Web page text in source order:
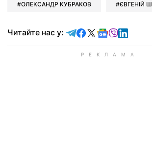
ОЛЕКСАНДР КУБРАКОВ ЄВГЕНІЙ
Читайте нас у: Читайте у Telegram
Читайте у
Читайте у X
Читайте у
Читайте